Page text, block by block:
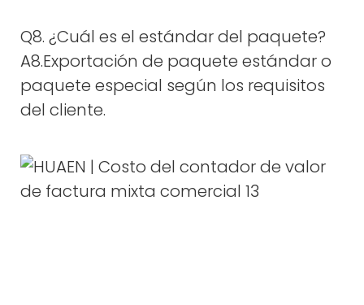
Q8. ¿Cuál es el estándar del paquete?
A8.Exportación de paquete estándar o
paquete especial según los requisitos
del cliente.